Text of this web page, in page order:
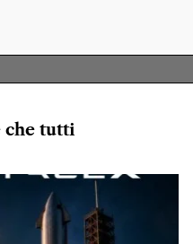
che tutti